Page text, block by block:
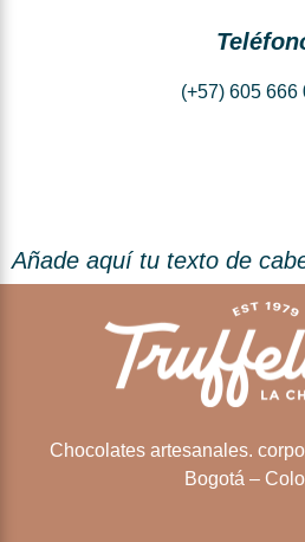
(+57) 605 666
Añade aquí tu texto de
Chocolates artesanales.
Bogotá –